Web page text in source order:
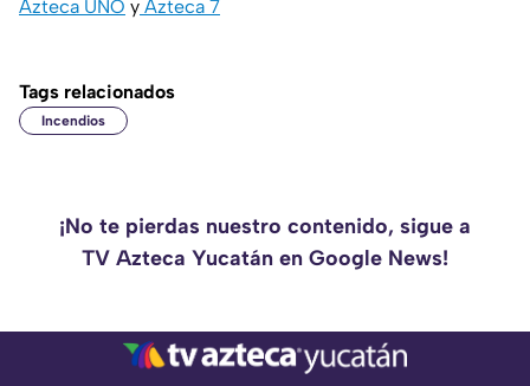
Azteca UNO y Azteca 7
Tags relacionados
Incendios
¡No te pierdas nuestro contenido, sigue a
TV Azteca Yucatán en Google News!